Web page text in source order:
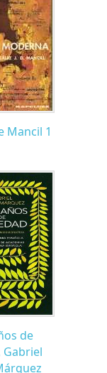
Mancil 1
de
Gabriel